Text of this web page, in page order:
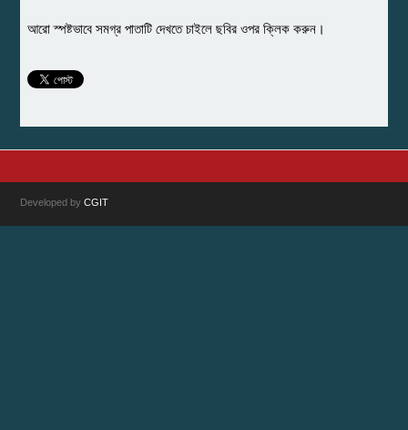
আরো স্পষ্টভাবে সমগ্র পাতাটি দেখতে চাইলে ছবির ওপর ক্লিক করুন।
Developed by CGIT